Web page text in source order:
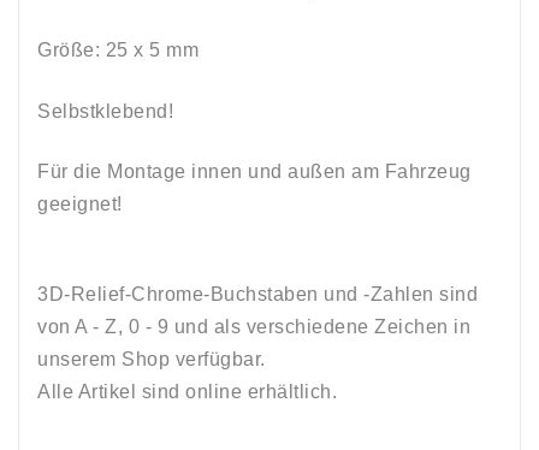
Größe: 25 x 5 mm
Selbstklebend!
Für die Montage innen und außen am Fahrzeug
geeignet!
3D-Relief-Chrome-Buchstaben und -Zahlen sind
von A - Z, 0 - 9 und als verschiedene Zeichen in
unserem Shop verfügbar.
Alle Artikel sind online erhältlich.